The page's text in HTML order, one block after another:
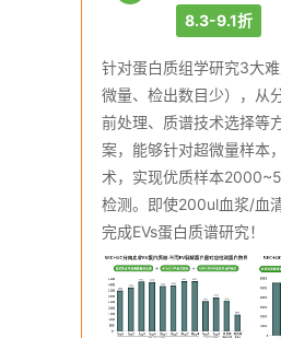
8.3-9.1折
针对蛋白质组学研究3大难
微量、检出数目少），从
前处理、质谱技术选择等
案，能够针对超微量样本
术，实现优质样本
检测。即使200ul血浆/血
完成EVs蛋白质谱研究！